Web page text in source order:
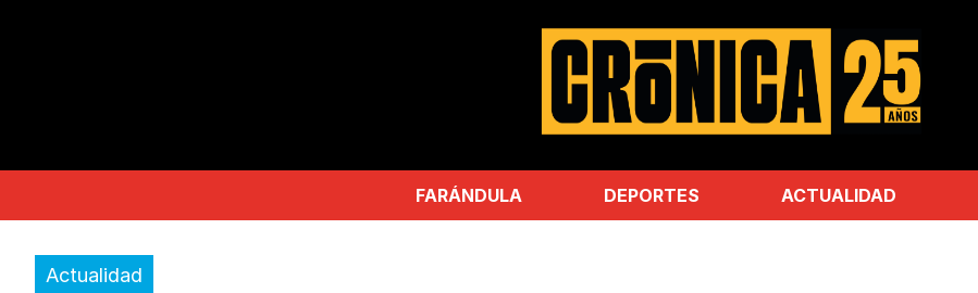
FARÁNDULA DEPORTES ACTUALIDAD
Actualidad